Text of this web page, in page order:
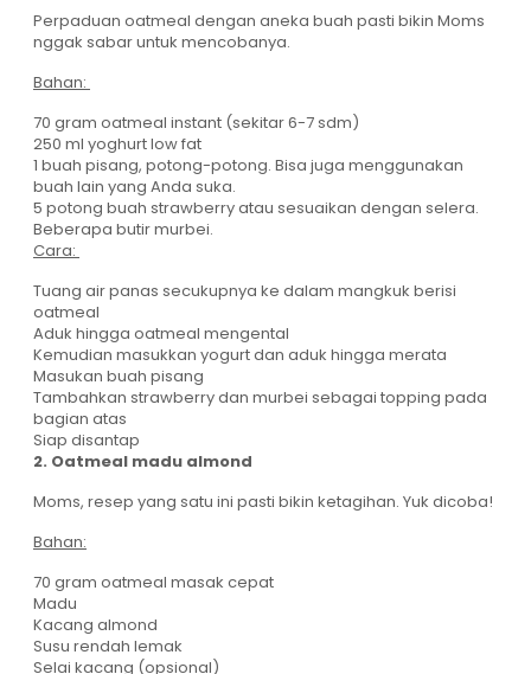
Perpaduan oatmeal dengan aneka buah pasti bikin Moms
nggak sabar untuk mencobanya.
Bahan:
70 gram oatmeal instant (sekitar 6-7 sdm)
250 ml yoghurt low fat
1 buah pisang, potong-potong. Bisa juga menggunakan
buah lain yang Anda suka.
5 potong buah strawberry atau sesuaikan dengan selera.
Beberapa butir murbei.
Cara:
Tuang air panas secukupnya ke dalam mangkuk berisi
oatmeal
Aduk hingga oatmeal mengental
Kemudian masukkan yogurt dan aduk hingga merata
Masukan buah pisang
Tambahkan strawberry dan murbei sebagai topping pada
bagian atas
Siap disantap
2. Oatmeal madu almond
Moms, resep yang satu ini pasti bikin ketagihan. Yuk dicoba!
Bahan:
70 gram oatmeal masak cepat
Madu
Kacang almond
Susu rendah lemak
Selai kacang (opsional)